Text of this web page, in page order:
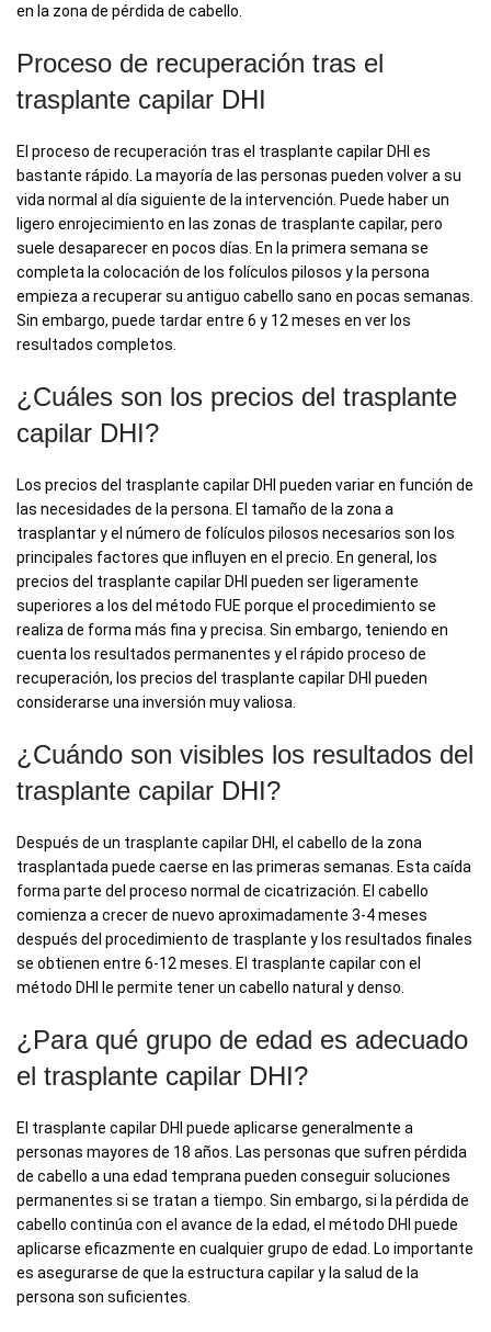
en la zona de pérdida de cabello.
Proceso de recuperación tras el
trasplante capilar DHI
El proceso de recuperación tras el trasplante capilar DHI es
bastante rápido. La mayoría de las personas pueden volver a su
vida normal al día siguiente de la intervención. Puede haber un
ligero enrojecimiento en las zonas de trasplante capilar, pero
suele desaparecer en pocos días. En la primera semana se
completa la colocación de los folículos pilosos y la persona
empieza a recuperar su antiguo cabello sano en pocas semanas.
Sin embargo, puede tardar entre 6 y 12 meses en ver los
resultados completos.
¿Cuáles son los precios del trasplante
capilar DHI?
Los precios del trasplante capilar DHI pueden variar en función de
las necesidades de la persona. El tamaño de la zona a
trasplantar y el número de folículos pilosos necesarios son los
principales factores que influyen en el precio. En general, los
precios del trasplante capilar DHI pueden ser ligeramente
superiores a los del método FUE porque el procedimiento se
realiza de forma más fina y precisa. Sin embargo, teniendo en
cuenta los resultados permanentes y el rápido proceso de
recuperación, los precios del trasplante capilar DHI pueden
considerarse una inversión muy valiosa.
¿Cuándo son visibles los resultados del
trasplante capilar DHI?
Después de un trasplante capilar DHI, el cabello de la zona
trasplantada puede caerse en las primeras semanas. Esta caída
forma parte del proceso normal de cicatrización. El cabello
comienza a crecer de nuevo aproximadamente 3-4 meses
después del procedimiento de trasplante y los resultados finales
se obtienen entre 6-12 meses. El trasplante capilar con el
método DHI le permite tener un cabello natural y denso.
¿Para qué grupo de edad es adecuado
el trasplante capilar DHI?
El trasplante capilar DHI puede aplicarse generalmente a
personas mayores de 18 años. Las personas que sufren pérdida
de cabello a una edad temprana pueden conseguir soluciones
permanentes si se tratan a tiempo. Sin embargo, si la pérdida de
cabello continúa con el avance de la edad, el método DHI puede
aplicarse eficazmente en cualquier grupo de edad. Lo importante
es asegurarse de que la estructura capilar y la salud de la
persona son suficientes.